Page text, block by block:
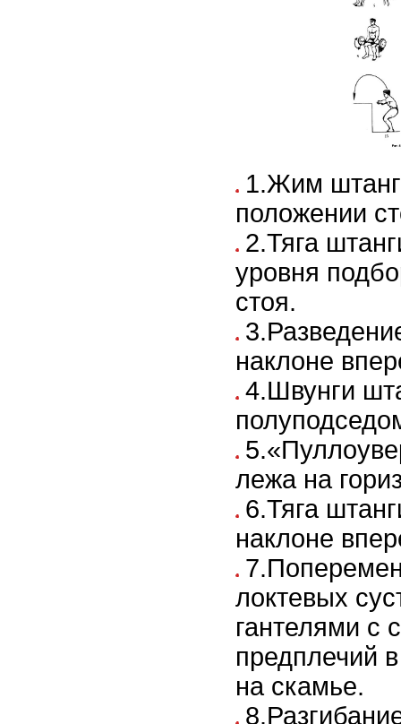
1.Жим
положении
2.Тяга
уровня
стоя.
наклоне
4.Швунги
лежа на
6.Тяга
наклоне
локтевых
гантелями с
предплечий
на скамье.